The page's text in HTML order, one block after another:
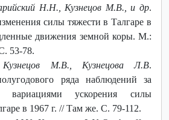
Н.Н., Кузнецов М.В., и др.
силы тяжести в Талгаре в
движения земной коры. М.:
53-78.
М.В., Кузнецова Л.В.
ряда наблюдений за
вариациями ускорения силы
в 1967 г. // Там же. С. 79-112.